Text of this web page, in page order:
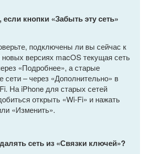
кнопки «Забыть эту сеть»
подключены ли вы сейчас к
новых версиях macOS текущая сеть
«Подробнее», а старые
сети – через «Дополнительно» в
На iPhone для старых сетей
открыть «Wi-Fi» и нажать
«Изменить».
сеть из «Связки ключей»?